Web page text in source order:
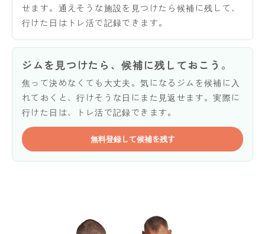
せます。通えそうな施設を見つけたら候補に残して、
行けた日はトレ活で記録できます。
ジムを見つけたら、候補に残しておこう。
焦って決めなくても大丈夫。気になるジムを候補に入
れておくと、行けそうな日にまた見返せます。実際に
行けた日は、トレ活で記録できます。
無料登録して候補を残す